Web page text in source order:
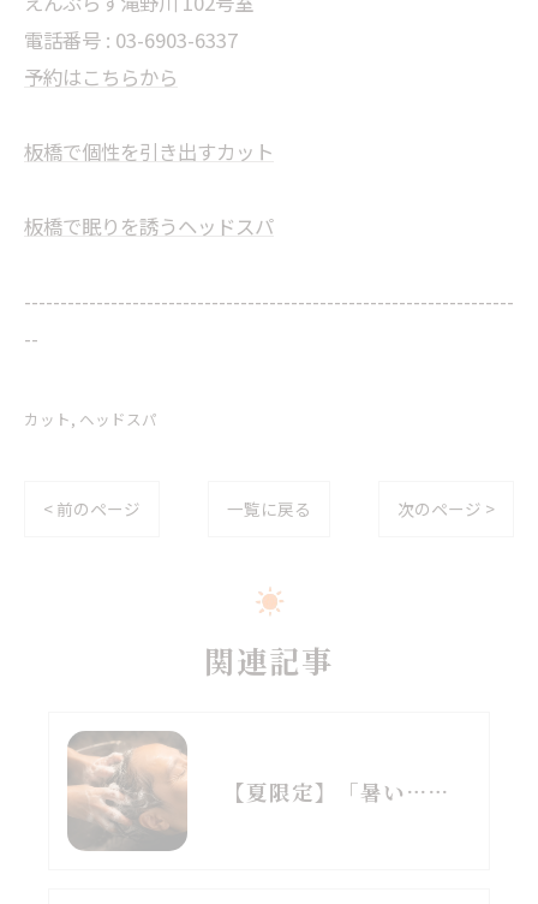
電話番号 : 03-6903-6337
予約はこちらから
板橋で個性を引き出すカット
板橋で眠りを誘うヘッドスパ
--------------------------------------------------------------------
--
カット ヘッドスパ
< 前のページ 一覧に戻る 次のページ >
関連記事
【夏限定】「暑い…」と感じたら迷わずコレ。